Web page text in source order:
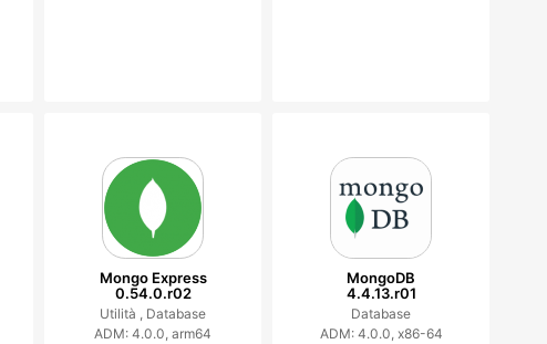
Mongo Express
0.54.0.r02
Utilità , Database
ADM: 4.0.0, arm64
MongoDB
4.4.13.r01
Database
ADM: 4.0.0, x86-64